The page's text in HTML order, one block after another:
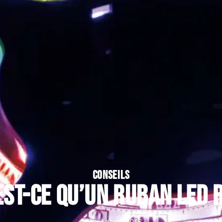
CONSEILS
ce qu’un ruban LED